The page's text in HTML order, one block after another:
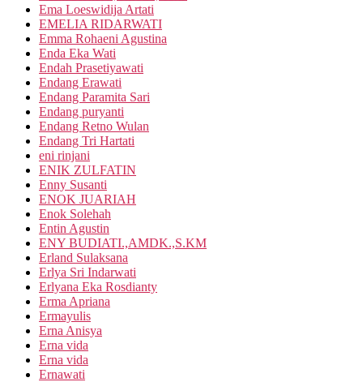
Ema Loeswidija Artati
EMELIA RIDARWATI
Emma Rohaeni Agustina
Enda Eka Wati
Endah Prasetiyawati
Endang Erawati
Endang Paramita Sari
Endang puryanti
Endang Retno Wulan
Endang Tri Hartati
eni rinjani
ENIK ZULFATIN
Enny Susanti
ENOK JUARIAH
Enok Solehah
Entin Agustin
ENY BUDIATI.,AMDK.,S.KM
Erland Sulaksana
Erlya Sri Indarwati
Erlyana Eka Rosdianty
Erma Apriana
Ermayulis
Erna Anisya
Erna vida
Erna vida
Ernawati